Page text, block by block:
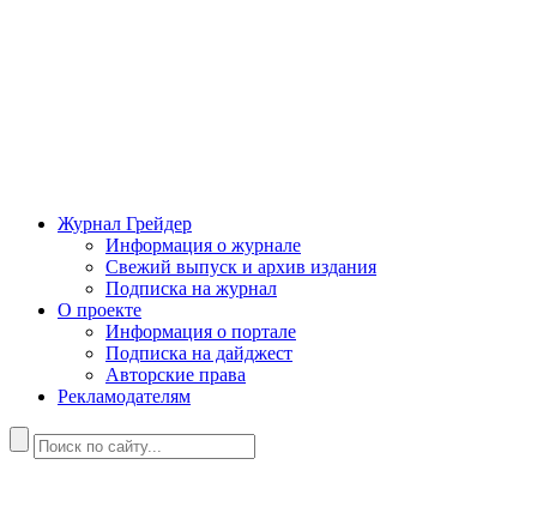
Журнал Грейдер
Информация о журнале
Свежий выпуск и архив издания
Подписка на журнал
О проекте
Информация о портале
Подписка на дайджест
Авторские права
Рекламодателям